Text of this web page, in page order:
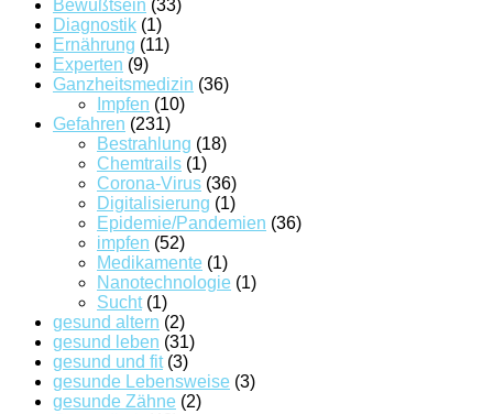
Bewußtsein (33)
Diagnostik (1)
Ernährung (11)
Experten (9)
Ganzheitsmedizin (36)
Impfen (10)
Gefahren (231)
Bestrahlung (18)
Chemtrails (1)
Corona-Virus (36)
Digitalisierung (1)
Epidemie/Pandemien (36)
impfen (52)
Medikamente (1)
Nanotechnologie (1)
Sucht(1)
gesund altern (2)
gesund leben (31)
gesund und fit(3)
gesunde Lebensweise (3)
gesunde Zähne (2)